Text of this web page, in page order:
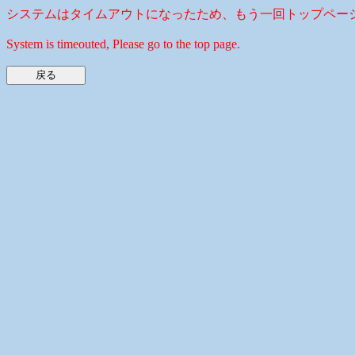
システムはタイムアウトになったため、もう一回トップペー
System is timeouted, Please go to the top page.